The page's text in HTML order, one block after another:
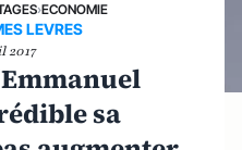
›ECONOMIE
LEVRES
2017
sa